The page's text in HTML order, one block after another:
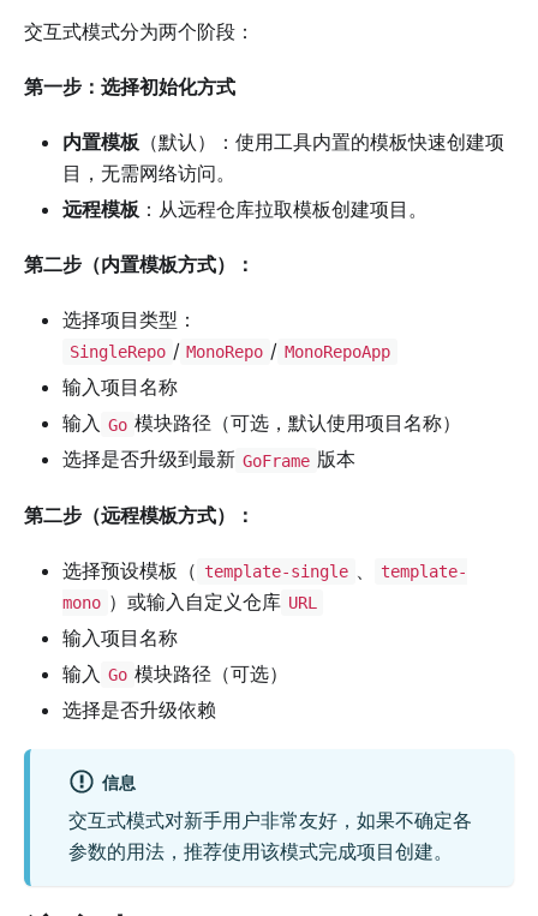
交互式模式分为两个阶段：
第一步：选择初始化方式
内置模板 （默认）：使用工具内置的模板快速创建项
目，无需网络访问。
远程模板 ：从远程仓库拉取模板创建项目。
第二步（内置模板方式）：
选择项目类型：
SingleRepo / MonoRepo / MonoRepoApp
输入项目名称
输入 Go 模块路径（可选，默认使用项目名称）
选择是否升级到最新 GoFrame 版本
第二步（远程模板方式）：
选择预设模板（ template-single
template-
mono ）或输入自定义仓库 URL
输入项目名称
输入 Go 模块路径（可选）
选择是否升级依赖
信息
交互式模式对新手用户非常友好，如果不确定各
参数的用法，推荐使用该模式完成项目创建。